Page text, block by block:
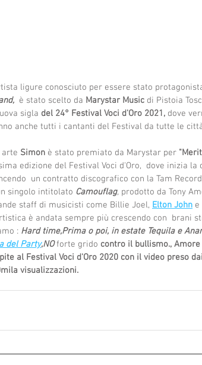
ligure conosciuto per essere stato
è stato scelto da Marystar Music di Pistoia
sigla del 24° Festival Voci d'Oro 2021, dove
anche tutti i cantanti del Festival da tutte le
arte Simon è stato premiato da Marystar per
edizione del Festival Voci d'Oro,  dove inizia
un contratto discografico con la Tam
singolo intitolato Camouflag, prodotto da Tony
staff di musicisti come Billie Joel, Elton John e
è andata sempre più crescendo con  brani
: Hard time,Prima o poi, in estate Tequila e
del Party,NO forte grido contro il bullismo.,
al Festival Voci d'Oro 2020 con il video preso
visualizzazioni.